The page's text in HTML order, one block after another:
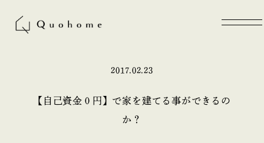
2017.02.23
【自己資金０円】で家を建てる事ができるの
か？